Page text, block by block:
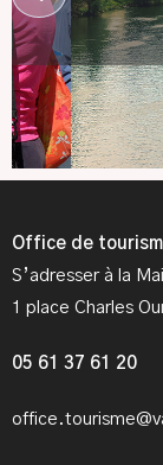
Office de
S’adresser à la
1 place Charles
05 61 37 61 20